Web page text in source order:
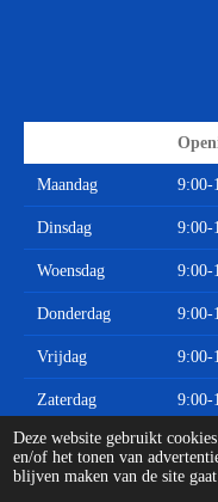
Deze website gebruikt
en/of het tonen van
blijven maken van de site
Maandag 9:00-
Dinsdag 9:00-
Woensdag 9:00-
Donderdag 9:00-
Vrijdag 9:00-
Zaterdag 9:00-
© 2020 - 2026 Limburgse